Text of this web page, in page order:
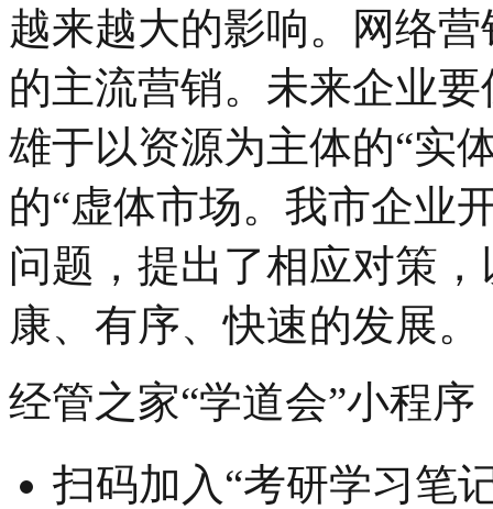
越来越大的影响。网络
的主流营销。未来企业
雄于以资源为主体的“实
的“虚体市场。我市企业
问题，提出了相应对策
康、有序、快速的发展。
经管之家“学道会”小程序
扫码加入“考研学习笔